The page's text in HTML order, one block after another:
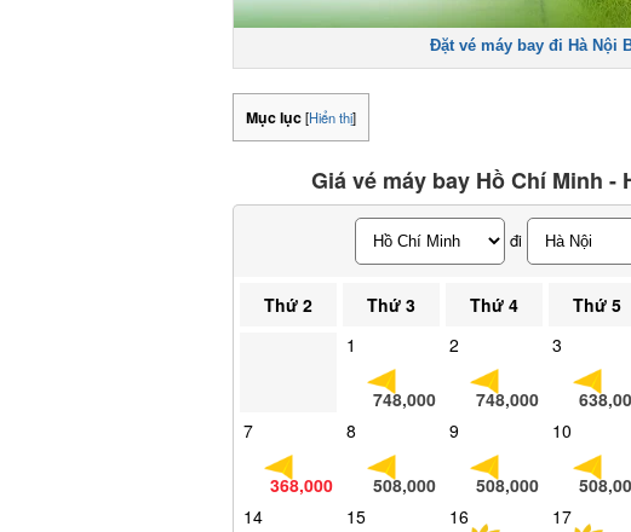
Đặt vé máy bay đi Hà Nội
Mục lục [Hiển thị]
Giá vé máy bay Hồ Chí Minh -
đi
Thứ 2 Thứ 3 Thứ 4 Thứ 5
748,000
2
748,000
3
7
368,000
8
508,000
9
508,000
10
14
15 16 17